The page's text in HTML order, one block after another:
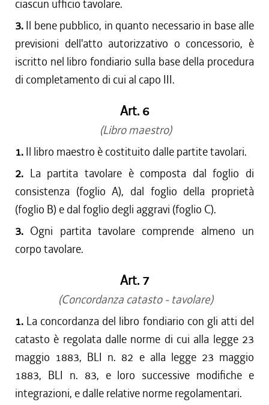
ciascun ufficio tavolare.
3. Il bene pubblico, in quanto necessario in base alle
previsioni dell'atto autorizzativo o concessorio, è
iscritto nel libro fondiario sulla base della procedura
di completamento di cui al capo III.
Art. 6
(Libro maestro)
1. Il libro maestro è costituito dalle partite tavolari.
2. La partita tavolare è composta dal foglio di
consistenza (foglio A), dal foglio della proprietà
(foglio B) e dal foglio degli aggravi (foglio C).
3. Ogni partita tavolare comprende almeno un
corpo tavolare.
Art. 7
(Concordanza catasto - tavolare)
1. La concordanza del libro fondiario con gli atti del
catasto è regolata dalle norme di cui alla legge 23
maggio 1883, BLI n. 82 e alla legge 23 maggio
1883, BLI n. 83, e loro successive modifiche e
integrazioni, e dalle relative norme regolamentari.